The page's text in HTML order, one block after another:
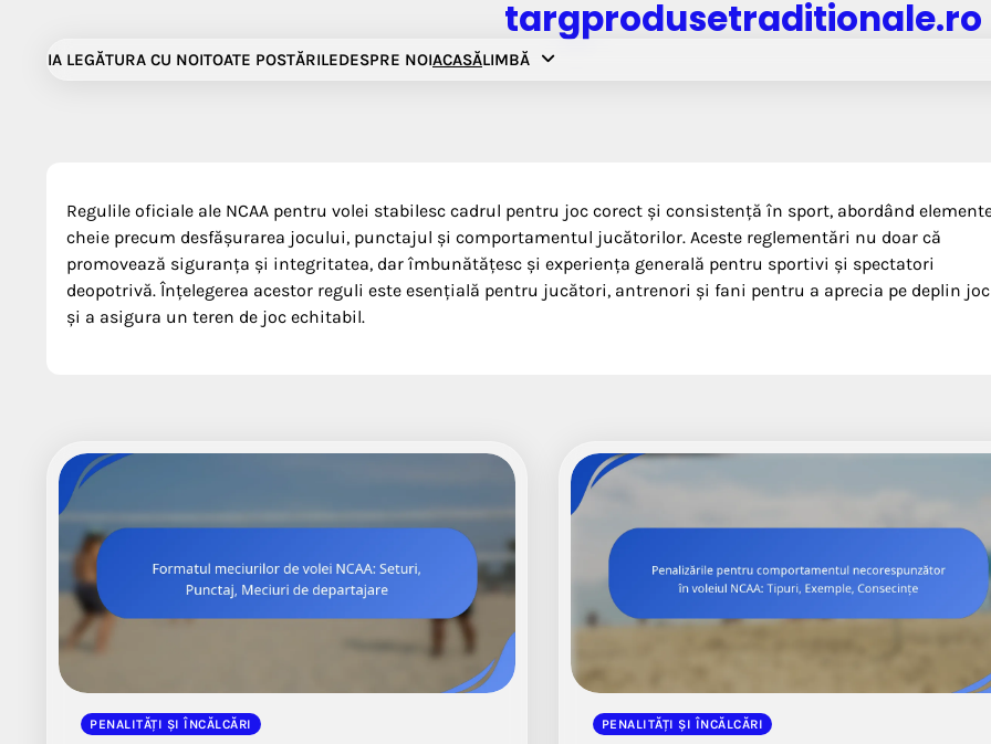
content
targprodusetraditionale.ro
IA LEGĂTURA CU NOITOATE POSTĂRILEDESPRE NOIACASĂLIMBĂ
Regulile oficiale ale NCAA pentru volei stabilesc cadrul pentru joc corect și consistență în sport, abordând
cheie precum desfășurarea jocului, punctajul și comportamentul jucătorilor. Aceste reglementări nu doar că
promovează siguranța și integritatea, dar îmbunătățesc și experiența generală pentru sportivi și spectatori
deopotrivă. Înțelegerea acestor reguli este esențială pentru jucători, antrenori și fani pentru a aprecia pe deplin
și a asigura un teren de joc echitabil.
PENALITĂȚI ȘI ÎNCĂLCĂRI PENALITĂȚI ȘI ÎNCĂLCĂRI